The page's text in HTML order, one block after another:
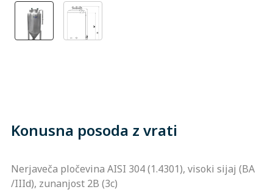
Konusna posoda z vrati
Nerjaveča pločevina AISI 304 (1.4301), visoki sijaj (BA
/IIId), zunanjost 2B (3c)